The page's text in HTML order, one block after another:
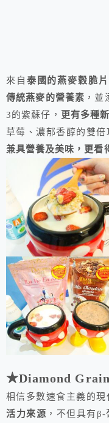
來自 泰國的燕麥穀脆
傳統燕麥的營養素 ，
3的紫蘇仔， 更有多種
草莓、濃郁香醇的雙
兼具營養及美味，更看
★Diamond
相信多數速食主義的現
活力來源 ，不但具有